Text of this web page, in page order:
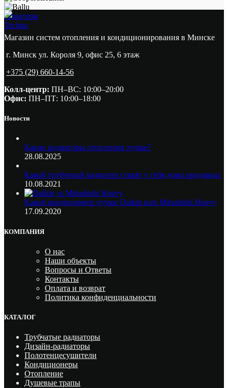
Новатерм
Techno
Магазин систем отопления и кондиционирования в Минске
г. Минск ул. Короля 9, офис 25, 6 этаж
+375 (29) 660-14-56
Колл-центр: ПН–ВС: 10:00–20:00​
Офис: ПН–ПТ: 10:00–18:00
Новости
Какие радиаторы отопления лучше?
28.08.2025
Какой трубчатый радиатор ставят у себя дома продавцы
10.08.2021
Какой кондиционер лучше Daikin или Mitsubishi Heavy
17.09.2020
КОМПАНИЯ
О нас
Наши объекты
Вопросы и Ответы
Контакты
Оплата и возврат
Политика конфиденциальности
КАТАЛОГ
Трубчатые радиаторы
Дизайн-радиаторы
Полотенцесушители
Кондиционеры
Отопление
Душевые трапы